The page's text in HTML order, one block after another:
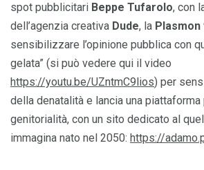
spot pubblicitari Beppe Tufarolo, con
dell’agenzia creativa Dude, la Plasmon
sensibilizzare l’opinione pubblica con
gelata” (si può vedere qui il video
https://youtu.be/UZntmC9lios) per
della denatalità e lancia una
genitorialità, con un sito dedicato al
immagina nato nel 2050: https://